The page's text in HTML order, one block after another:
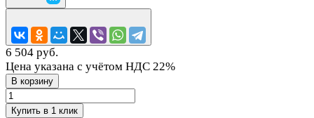
6 504 руб.
Цена указана с учётом НДС 22%
В корзину
Купить в 1 клик